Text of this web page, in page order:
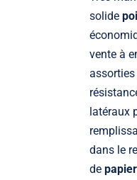
solide
vente à
latéraux
dans le
de